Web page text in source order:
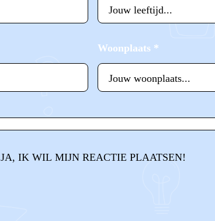
Woonplaats *
JA, IK WIL MIJN REACTIE PLAATSEN!